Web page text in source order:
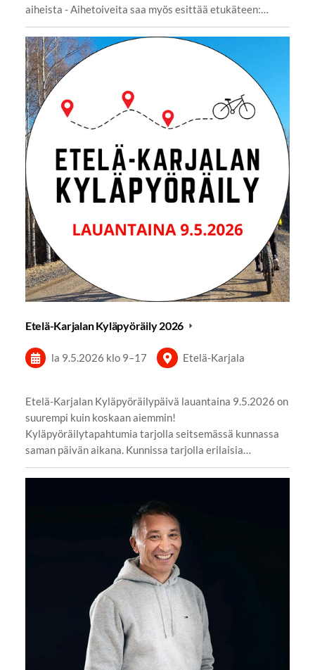
aiheista - Aihetoiveita saa myös esittää etukäteen:…
Etelä-Karjalan Kyläpyöräily 2026
la 9.5.2026 klo 9–17 Etelä-Karjala
Etelä-Karjalan Kyläpyöräilypäivä lauantaina 9.5.2026 on
suurempi kuin koskaan aiemmin!
Kyläpyöräilytapahtumia tarjolla seitsemässä kunnassa
saman päivän aikana. Kunnissa tarjolla erilaisia…